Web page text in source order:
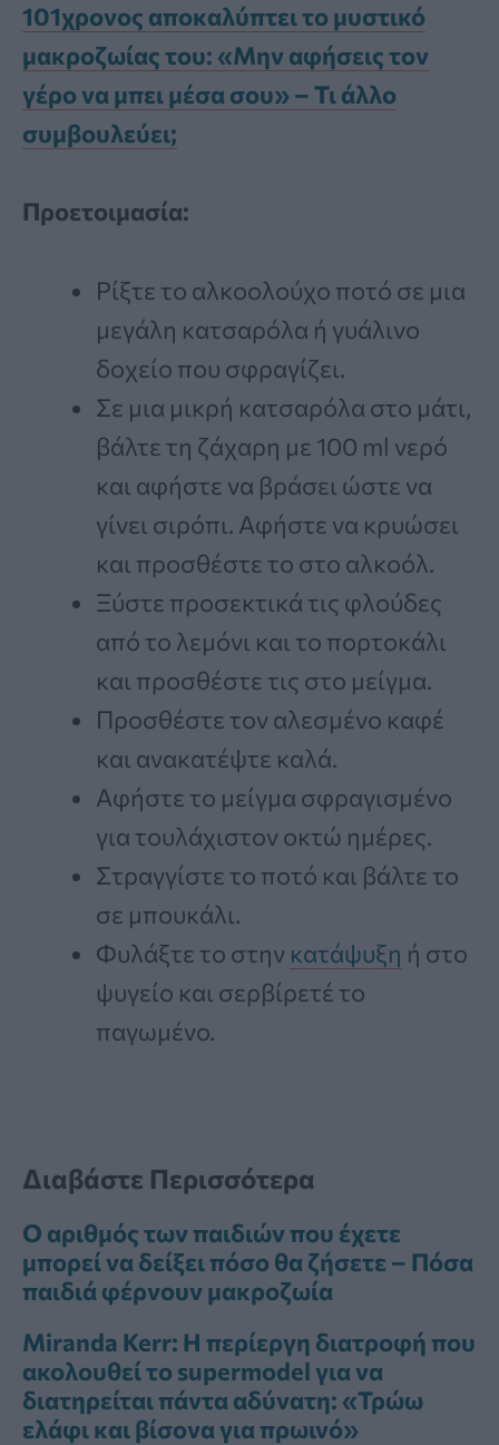
101χρονος αποκαλύπτει το μυστικό
μακροζωίας του: «Μην αφήσεις τον
γέρο να μπει μέσα σου» – Τι άλλο
συμβουλεύει;
Προετοιμασία:
Ρίξτε το αλκοολούχο ποτό σε μια
μεγάλη κατσαρόλα ή γυάλινο
δοχείο που σφραγίζει.
Σε μια μικρή κατσαρόλα στο μάτι,
βάλτε τη ζάχαρη με 100 ml νερό
και αφήστε να βράσει ώστε να
γίνει σιρόπι. Αφήστε να κρυώσει
και προσθέστε το στο αλκοόλ.
Ξύστε προσεκτικά τις φλούδες
από το λεμόνι και το πορτοκάλι
και προσθέστε τις στο μείγμα.
Προσθέστε τον αλεσμένο καφέ
και ανακατέψτε καλά.
Αφήστε το μείγμα σφραγισμένο
για τουλάχιστον οκτώ ημέρες.
Στραγγίστε το ποτό και βάλτε το
σε μπουκάλι.
Φυλάξτε το στην κατάψυξη ή στο
ψυγείο και σερβίρετέ το
παγωμένο.
Διαβάστε Περισσότερα
Ο αριθμός των παιδιών που έχετε
μπορεί να δείξει πόσο θα ζήσετε – Πόσα
παιδιά φέρνουν μακροζωία
Miranda Kerr: Η περίεργη διατροφή που
ακολουθεί το supermodel για να
διατηρείται πάντα αδύνατη: «Τρώω
ελάφι και βίσονα για πρωινό»